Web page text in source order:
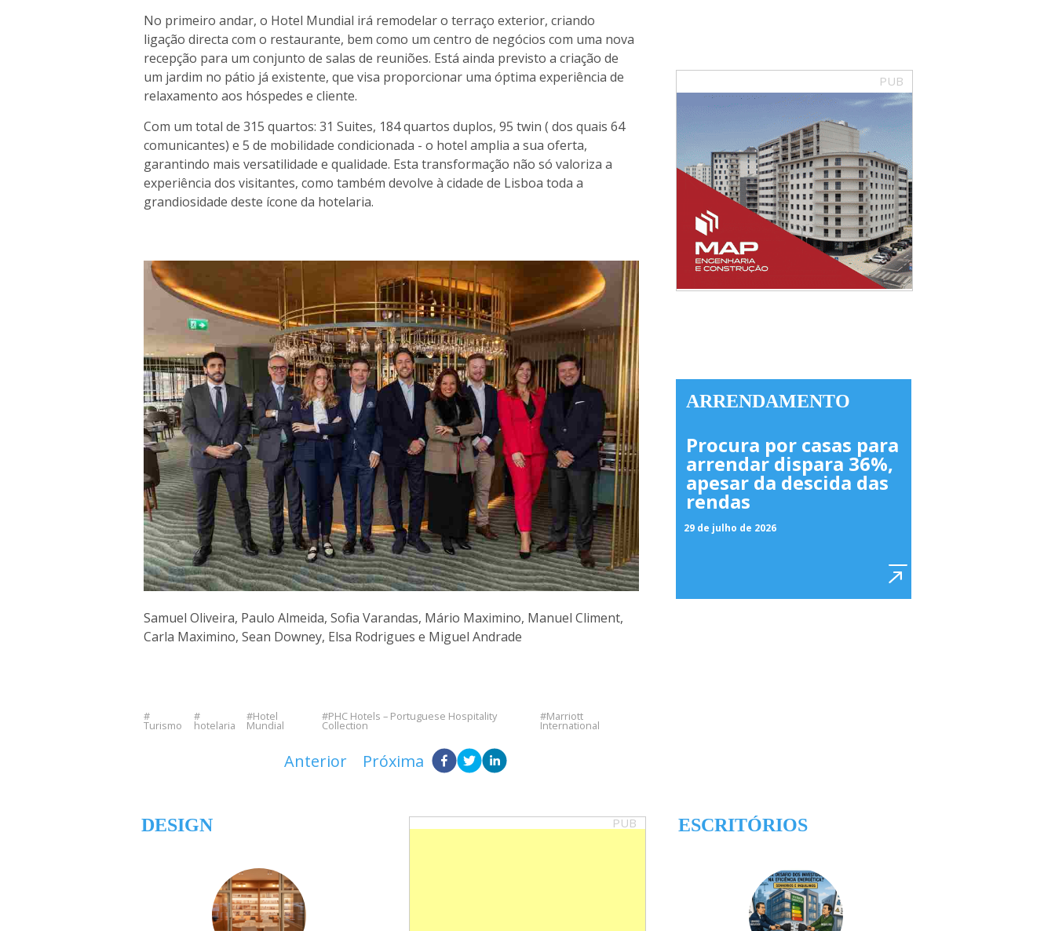
No primeiro andar, o Hotel Mundial irá remodelar o terraço exterior, criando
ligação directa com o restaurante, bem como um centro de negócios com uma nova
recepção para um conjunto de salas de reuniões. Está ainda previsto a criação de
um jardim no pátio já existente, que visa proporcionar uma óptima experiência de
relaxamento aos hóspedes e cliente.
Com um total de 315 quartos: 31 Suites, 184 quartos duplos, 95 twin ( dos quais 64
comunicantes) e 5 de mobilidade condicionada - o hotel amplia a sua oferta,
garantindo mais versatilidade e qualidade. Esta transformação não só valoriza a
experiência dos visitantes, como também devolve à cidade de Lisboa toda a
grandiosidade deste ícone da hotelaria.
Samuel Oliveira, Paulo Almeida, Sofia Varandas, Mário Maximino, Manuel Climent,
Carla Maximino, Sean Downey, Elsa Rodrigues e Miguel Andrade
Turismo hotelaria
Hotel
Mundial
PHC Hotels – Portuguese Hospitality
Collection
Marriott
International
Anterior Próxima
PUB
ARRENDAMENTO
Procura por casas para
arrendar dispara 36%,
apesar da descida das
rendas
29 de julho de 2026
DESIGN PUB ESCRITÓRIOS